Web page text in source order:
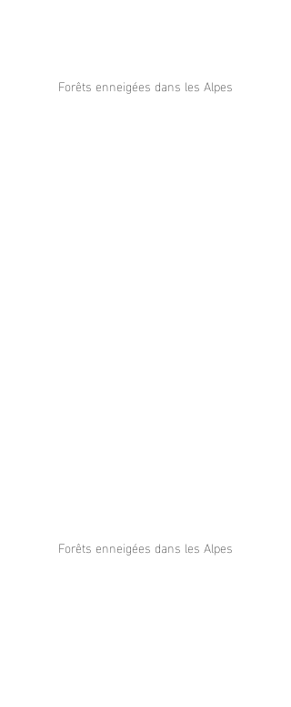
Forêts enneigées dans les Alpes
Forêts enneigées dans les Alpes